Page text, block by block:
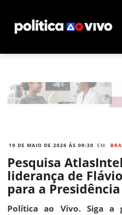
19 DE MAIO DE 2026 ÀS 09:30 EM
Pesquisa
liderança de
para a Presidência
Política ao Vivo. Siga a